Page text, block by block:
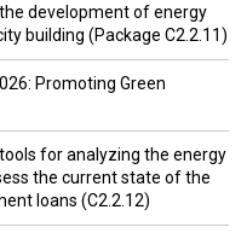
development of energy
building (Package C2.2.11)
Promoting Green
for analyzing the energy
the current state of the
loans (C2.2.12)